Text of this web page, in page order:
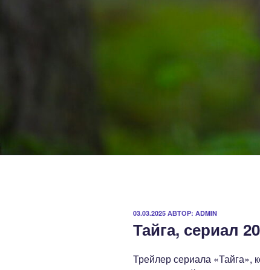
ОПУБЛИКОВАНО
03.03.2025 АВТОР: ADMIN
Тайга, сериал
Трейлер сериала «Тайга»,